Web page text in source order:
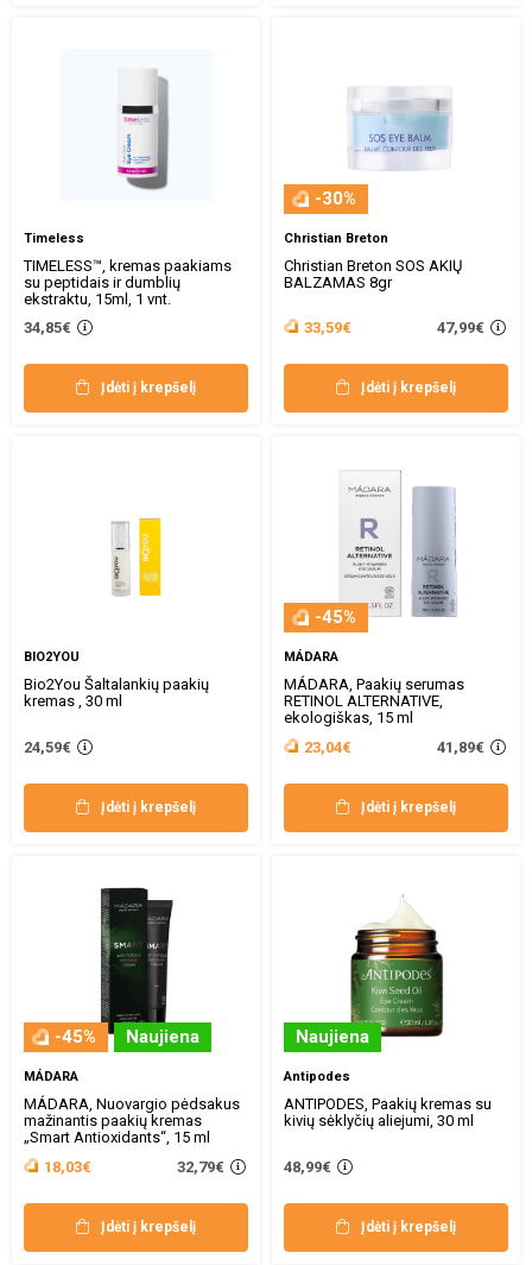
Timeless
TIMELESS™, kremas paakiams
su peptidais ir dumblių
ekstraktu, 15ml, 1 vnt.
34,85€
Įdėti į krepšelį
-30%
Christian Breton
Christian Breton SOS AKIŲ
BALZAMAS 8gr
33,59€ 47,99€
Įdėti į krepšelį
BIO2YOU
Bio2You Šaltalankių paakių
kremas , 30 ml
24,59€
Įdėti į krepšelį
-45%
MÁDARA
MÁDARA, Paakių serumas
RETINOL ALTERNATIVE,
ekologiškas, 15 ml
23,04€
41,89€
Įdėti į krepšelį
-45% Naujiena
MÁDARA
MÁDARA, Nuovargio pėdsakus
mažinantis paakių kremas
„Smart Antioxidants“, 15 ml
18,03€
32,79€
Įdėti į krepšelį
Naujiena
Antipodes
ANTIPODES, Paakių kremas su
kivių sėklyčių aliejumi, 30 ml
48,99€
Įdėti į krepšelį